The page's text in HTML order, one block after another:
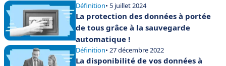
Définition• 5 juillet 2024
La protection des données à portée
de tous grâce à la sauvegarde
automatique !
Définition• 27 décembre 2022
La disponibilité de vos données à